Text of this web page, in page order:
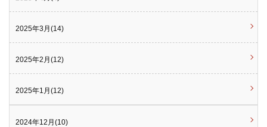
2025年3月(14)
2025年2月(12)
2025年1月(12)
2024年12月(10)